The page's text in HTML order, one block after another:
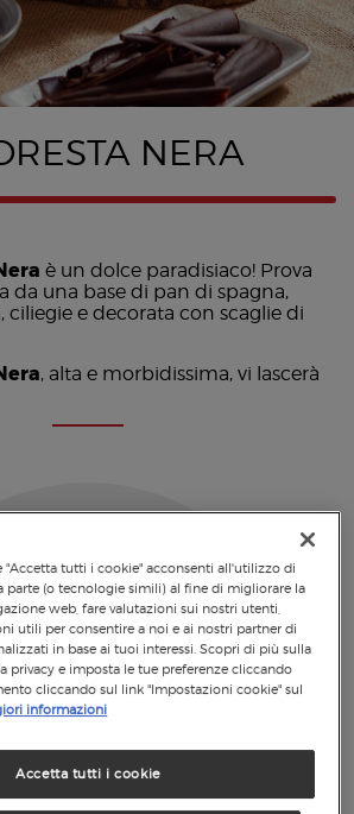
NERA
è un dolce paradisiaco! Prova
da una base di pan di spagna,
ciliegie e decorata con scaglie di
, alta e morbidissima, vi lascerà
"Accetta tutti i cookie" acconsenti all'utilizzo di
parte (o tecnologie simili) al fine di migliorare la
web, fare valutazioni sui nostri utenti,
utili per consentire a noi e ai nostri partner di
in base ai tuoi interessi. Scopri di più sulla
privacy e imposta le tue preferenze cliccando
cliccando sul link "Impostazioni cookie" sul
informazioni
Accetta tutti i cookie